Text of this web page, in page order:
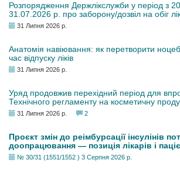
Розпорядження Держлікслужби у період з
31.07.2026 р. про заборону/дозвіл на обіг
31 Липня 2026 р.
Анатомія навіювання: як перетворити
час відпуску ліків
31 Липня 2026 р.
Уряд продовжив перехідний період для
Технічного регламенту на косметичну
31 Липня 2026 р. 2
Проєкт змін до реімбурсації інсулінів
доопрацювання — позиція лікарів і
№ 30/31 (1551/1552 ) 3 Серпня 2026 р.